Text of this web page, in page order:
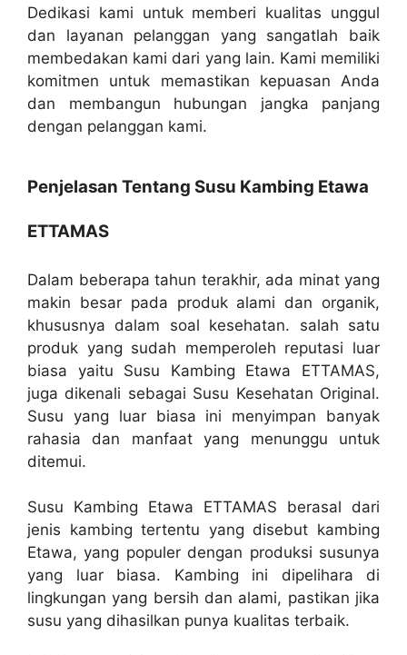
Dedikasi kami untuk memberi kualitas unggul
dan layanan pelanggan yang sangatlah baik
membedakan kami dari yang lain. Kami memiliki
komitmen untuk memastikan kepuasan Anda
dan membangun hubungan jangka panjang
dengan pelanggan kami.
Penjelasan Tentang Susu Kambing Etawa
ETTAMAS
Dalam beberapa tahun terakhir, ada minat yang
makin besar pada produk alami dan organik,
khususnya dalam soal kesehatan. salah satu
produk yang sudah memperoleh reputasi luar
biasa yaitu Susu Kambing Etawa ETTAMAS,
juga dikenali sebagai Susu Kesehatan Original.
Susu yang luar biasa ini menyimpan banyak
rahasia dan manfaat yang menunggu untuk
ditemui.
Susu Kambing Etawa ETTAMAS berasal dari
jenis kambing tertentu yang disebut kambing
Etawa, yang populer dengan produksi susunya
yang luar biasa. Kambing ini dipelihara di
lingkungan yang bersih dan alami, pastikan jika
susu yang dihasilkan punya kualitas terbaik.